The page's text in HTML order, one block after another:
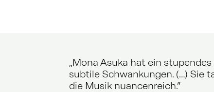
„Mona Asuka hat ein
subtile Schwankungen. (…) Sie
die Musik nuancenreich.”